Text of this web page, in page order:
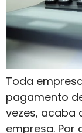
Toda
pagamento
vezes, acaba
empresa.